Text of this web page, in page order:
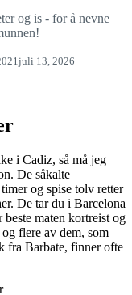
og is - for å nevne
juli 13, 2026
i Cadiz, så må jeg
De såkalte
og spise tolv retter
De tar du i Barcelona
maten kortreist og
flere av dem, som
fra Barbate, finner ofte